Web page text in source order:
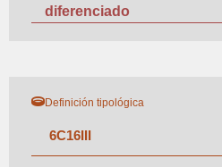
diferenciado
Definición tipológica
6C16III